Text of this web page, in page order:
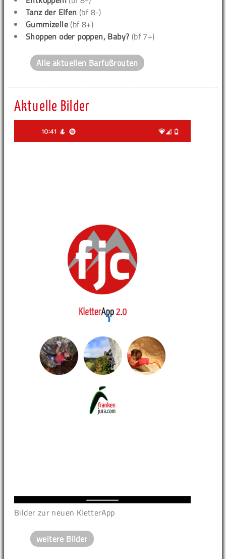
Tanz der Elfen (bf 8-)
Gummizelle (bf 8+)
Shoppen oder poppen, Baby? (bf 7+)
Alle aktuellen Barfußrouten
Aktuelle Bilder
Bilder zur neuen KletterApp
weitere Bilder